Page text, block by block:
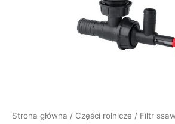
Strona główna / Części rolnicze / Filtr